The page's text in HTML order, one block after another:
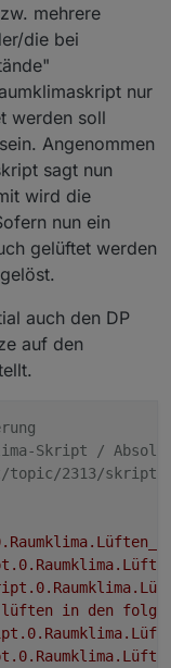
nachsehe, ist
Räumen gefüllt.
noch.
Idee wie man den
irgendwie in den
meine ich ohne
DP im Script
anpassen
Idee mit der
mehrere
die bei
nur
werden soll
Angenommen
sagt nun
wird die
nun ein
gelüftet werden
auch den DP
auf den
Skript /
2313/skript-
in den